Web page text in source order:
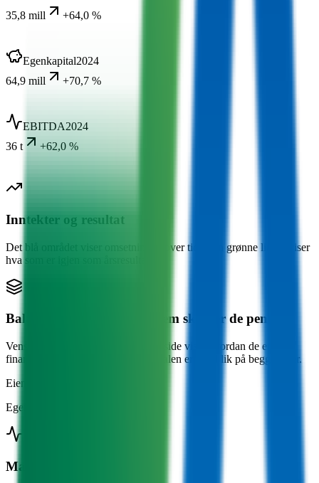
35,8 mill
+64,0 %
Egenkapital2024
64,9 mill
+70,7 %
EBITDA2024
36 t
+62,0 %
Inntekter og resultat
Det blå området viser omsetningen over tid. Den grønne linjen viser
hva som er igjen som årsresultat.
Balanse: hva eier de, og hvem skylder de penger?
Venstre side viser eiendeler. Høyre side viser hvordan de er
finansiert (egenkapital + gjeld). Totalen er alltid lik på begge sider.
Eiendeler
Egenkapital + gjeld
Marginer over tid